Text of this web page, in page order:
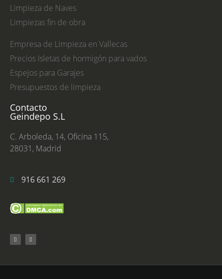
Limpieza de Naves
Limpiezas fin de obra
Empresa de Limpieza en Vallecas
Precios Isletas de hormigón para vados
Espejos para Garajes
Presupuestos de limpieza
Contacto
Geindepo S.L
C. Arboleda, 14, Oficina 115,
28031, Madrid
916 661 269